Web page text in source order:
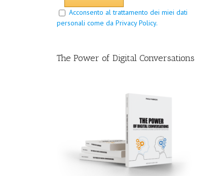
Acconsento al trattamento dei miei dati
personali come da Privacy Policy.
The Power of Digital Conversations